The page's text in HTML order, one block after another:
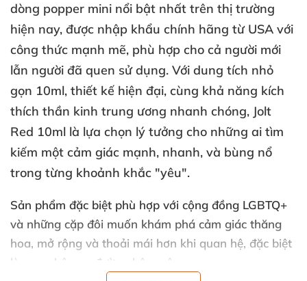
dòng popper mini nổi bật nhất trên thị trường
hiện nay, được nhập khẩu chính hãng từ USA với
công thức mạnh mẽ, phù hợp cho cả người mới
lẫn người đã quen sử dụng. Với dung tích nhỏ
gọn 10ml, thiết kế hiện đại, cùng khả năng kích
thích thần kinh trung ương nhanh chóng, Jolt
Red 10ml là lựa chọn lý tưởng cho những ai tìm
kiếm một cảm giác mạnh, nhanh, và bùng nổ
trong từng khoảnh khắc "yêu".
Sản phẩm đặc biệt phù hợp với cộng đồng LGBTQ+
và những cặp đôi muốn khám phá cảm giác thăng
hoa, mở rộng và thoải mái hơn khi quan hệ, đặc biệt
là quan hệ qua đường hậu môn.